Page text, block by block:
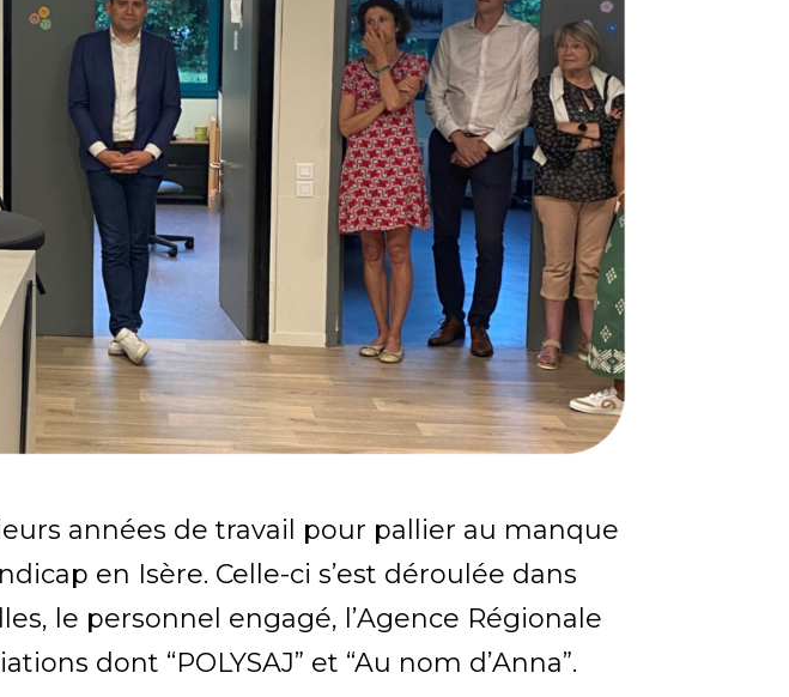
années de travail pour pallier au manque
en Isère. Celle-ci s’est déroulée dans
le personnel engagé, l’Agence Régionale
dont “POLYSAJ” et “Au nom d’Anna”.